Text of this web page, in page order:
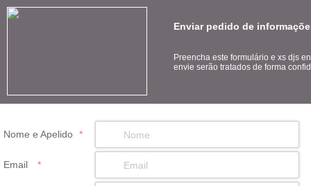
Enviar pedido de
Preencha este formulário e xs djs
envie serão tratados de forma
Nome e Apelido *
Email *